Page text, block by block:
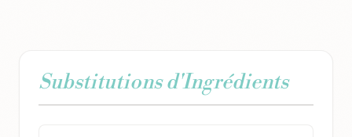
Substitutions d'Ingrédients